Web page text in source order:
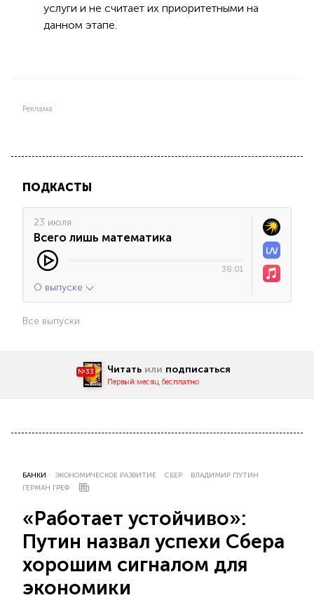
услуги и не считает их приоритетными на
данном этапе.
Реклама
ПОДКАСТЫ
23 июля
Всего лишь математика
38:01
О выпуске
Все выпуски
№33 Читать или подписаться
Первый месяц бесплатно
БАНКИ ЭКОНОМИЧЕСКОЕ РАЗВИТИЕ СБЕР
ВЛАДИМИР ПУТИН
ГЕРМАН ГРЕФ
«Работает устойчиво»:
Путин назвал успехи Сбера
хорошим сигналом для
экономики